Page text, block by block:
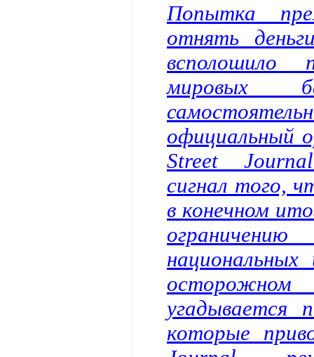
Попытка
отнять
всполошило
мировых
официальный
Street
сигнал того,
в конечном
угадывается
которые